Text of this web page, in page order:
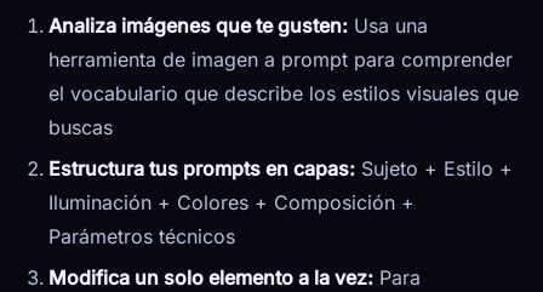
Analiza imágenes que te gusten: Usa una
herramienta de imagen a prompt para comprender
el vocabulario que describe los estilos visuales que
buscas
Estructura tus prompts en capas: Sujeto + Estilo +
Iluminación + Colores + Composición +
Parámetros técnicos
Modifica un solo elemento a la vez: Para